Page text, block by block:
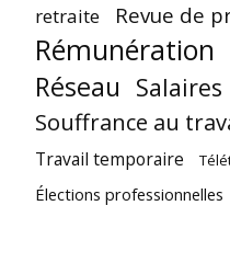
retraite Revue de
Rémunération
Réseau Salaires
Souffrance au
Travail temporaire
Élections professionnelles